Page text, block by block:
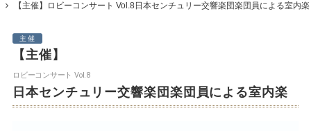
【主催】
ロビーコンサート Vol.8日本センチュリー交響楽団楽団員による室内楽
主催
【主催】
ロビーコンサート Vol.8
日本センチュリー交響楽団楽団員による室内楽